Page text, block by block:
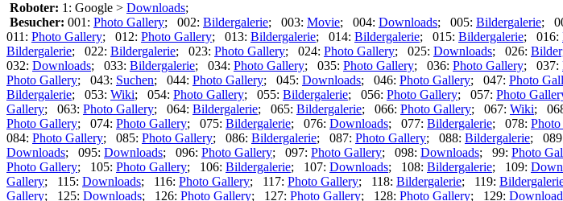
Roboter: 1: Google > Downloads;
Besucher: 001: Photo Gallery; 002: Bildergalerie; 003: Movie; 004: Downloads; 005: Bildergalerie;
011: Photo Gallery; 012: Photo Gallery; 013: Bildergalerie; 014: Bildergalerie; 015: Bildergalerie; 016:
Bildergalerie; 022: Bildergalerie; 023: Photo Gallery; 024: Photo Gallery; 025: Downloads; 026:
032: Downloads; 033: Bildergalerie; 034: Photo Gallery; 035: Photo Gallery; 036: Photo Gallery; 037:
Photo Gallery; 043: Suchen; 044: Photo Gallery; 045: Downloads; 046: Photo Gallery; 047: Photo
Bildergalerie; 053: Wiki; 054: Photo Gallery; 055: Bildergalerie; 056: Photo Gallery; 057: Photo
Gallery; 063: Photo Gallery; 064: Bildergalerie; 065: Bildergalerie; 066: Photo Gallery; 067: Wiki;
Photo Gallery; 074: Photo Gallery; 075: Bildergalerie; 076: Downloads; 077: Bildergalerie; 078:
084: Photo Gallery; 085: Photo Gallery; 086: Bildergalerie; 087: Photo Gallery; 088: Bildergalerie;
Downloads; 095: Downloads; 096: Photo Gallery; 097: Photo Gallery; 098: Downloads; 99: Photo
Photo Gallery; 105: Photo Gallery; 106: Bildergalerie; 107: Downloads; 108: Bildergalerie; 109:
Gallery; 115: Downloads; 116: Photo Gallery; 117: Photo Gallery; 118: Bildergalerie; 119:
Gallery; 125: Downloads; 126: Photo Gallery; 127: Photo Gallery; 128: Photo Gallery; 129: